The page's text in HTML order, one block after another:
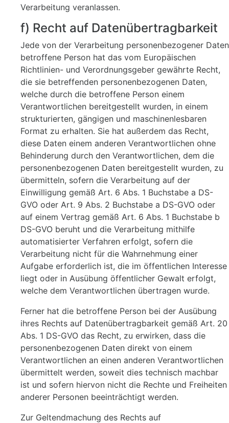
Verarbeitung veranlassen.
f) Recht auf Datenübertragbarkeit
Jede von der Verarbeitung personenbezogener Daten
betroffene Person hat das vom Europäischen
Richtlinien- und Verordnungsgeber gewährte Recht,
die sie betreffenden personenbezogenen Daten,
welche durch die betroffene Person einem
Verantwortlichen bereitgestellt wurden, in einem
strukturierten, gängigen und maschinenlesbaren
Format zu erhalten. Sie hat außerdem das Recht,
diese Daten einem anderen Verantwortlichen ohne
Behinderung durch den Verantwortlichen, dem die
personenbezogenen Daten bereitgestellt wurden, zu
übermitteln, sofern die Verarbeitung auf der
Einwilligung gemäß Art. 6 Abs. 1 Buchstabe a DS-
GVO oder Art. 9 Abs. 2 Buchstabe a DS-GVO oder
auf einem Vertrag gemäß Art. 6 Abs. 1 Buchstabe b
DS-GVO beruht und die Verarbeitung mithilfe
automatisierter Verfahren erfolgt, sofern die
Verarbeitung nicht für die Wahrnehmung einer
Aufgabe erforderlich ist, die im öffentlichen Interesse
liegt oder in Ausübung öffentlicher Gewalt erfolgt,
welche dem Verantwortlichen übertragen wurde.
Ferner hat die betroffene Person bei der Ausübung
ihres Rechts auf Datenübertragbarkeit gemäß Art. 20
Abs. 1 DS-GVO das Recht, zu erwirken, dass die
personenbezogenen Daten direkt von einem
Verantwortlichen an einen anderen Verantwortlichen
übermittelt werden, soweit dies technisch machbar
ist und sofern hiervon nicht die Rechte und Freiheiten
anderer Personen beeinträchtigt werden.
Zur Geltendmachung des Rechts auf